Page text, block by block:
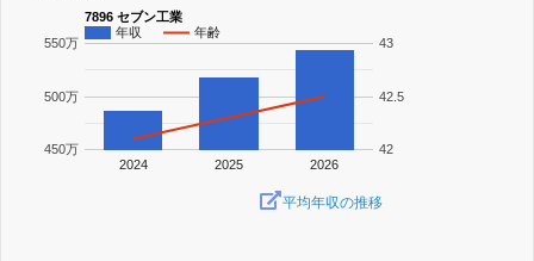
7896 セブン工業
年収
年齢
2024 2025 2026
450万
500万
550万
42
42.5
43
平均年収の推移